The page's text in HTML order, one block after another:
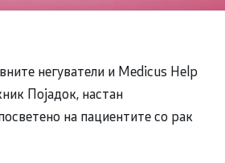
негуватели и Mediсus Help
Појaдок, настан
на пациентите со рак